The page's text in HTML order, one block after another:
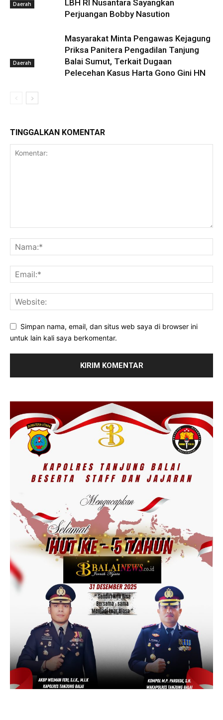
Daerah
LBH RI Nusantara Sayangkan
Perjuangan Bobby Nasution
Daerah
Masyarakat Minta Pengawas Kejagung
Priksa Panitera Pengadilan Tanjung
Balai Sumut, Terkait Dugaan
Pelecehan Kasus Harta Gono Gini HN
TINGGALKAN KOMENTAR
Simpan nama, email, dan situs web saya di browser ini
untuk lain kali saya berkomentar.